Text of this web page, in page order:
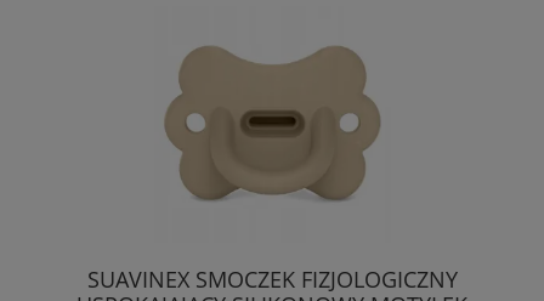
SUAVINEX SMOCZEK FIZJOLOGICZNY